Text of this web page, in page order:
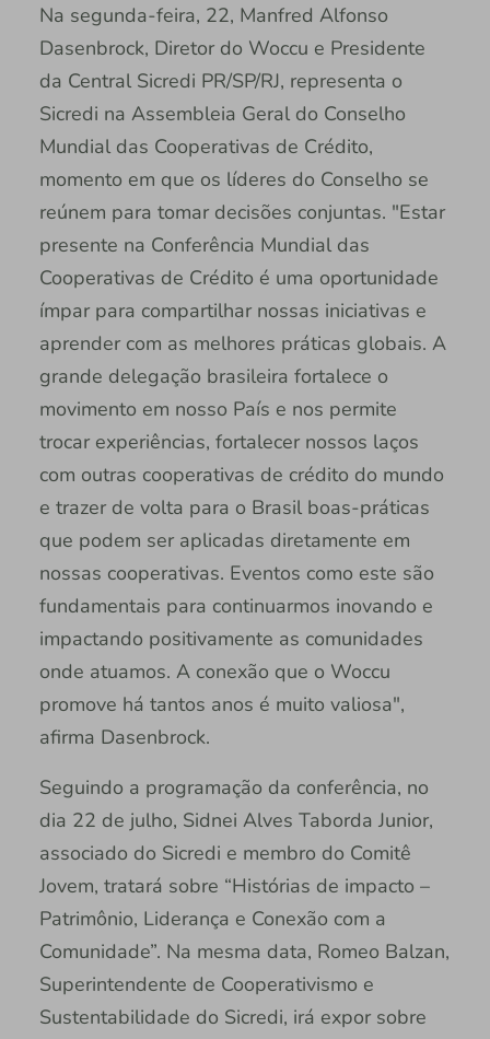
Na segunda-feira, 22, Manfred Alfonso
Dasenbrock, Diretor do Woccu e Presidente
da Central Sicredi PR/SP/RJ, representa o
Sicredi na Assembleia Geral do Conselho
Mundial das Cooperativas de Crédito,
momento em que os líderes do Conselho se
reúnem para tomar decisões conjuntas. "Estar
presente na Conferência Mundial das
Cooperativas de Crédito é uma oportunidade
ímpar para compartilhar nossas iniciativas e
aprender com as melhores práticas globais. A
grande delegação brasileira fortalece o
movimento em nosso País e nos permite
trocar experiências, fortalecer nossos laços
com outras cooperativas de crédito do mundo
e trazer de volta para o Brasil boas-práticas
que podem ser aplicadas diretamente em
nossas cooperativas. Eventos como este são
fundamentais para continuarmos inovando e
impactando positivamente as comunidades
onde atuamos. A conexão que o Woccu
promove há tantos anos é muito valiosa",
afirma Dasenbrock.
Seguindo a programação da conferência, no
dia 22 de julho, Sidnei Alves Taborda Junior,
associado do Sicredi e membro do Comitê
Jovem, tratará sobre “Histórias de impacto –
Patrimônio, Liderança e Conexão com a
Comunidade”. Na mesma data, Romeo Balzan,
Superintendente de Cooperativismo e
Sustentabilidade do Sicredi, irá expor sobre